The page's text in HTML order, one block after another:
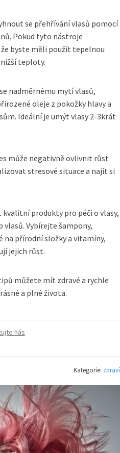
se přehřívání vlasů pomocí
Pokud tyto nástroje
byste měli použít tepelnou
teploty.
nadměrnému mytí vlasů,
oleje z pokožky hlavy a
Ideální je umýt vlasy 2-3krát
může negativně ovlivnit růst
stresové situace a najít si
produkty pro péči o vlasy,
vlasů. Vybírejte šampony,
na přírodní složky a vitamíny,
jejich růst.
můžete mít zdravé a rychle
a plné života.
nás
Kategorie: zdraví